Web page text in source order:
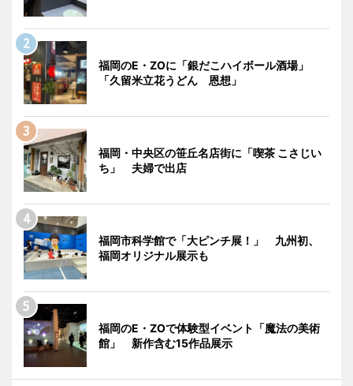
福岡のE・ZOに「銀だこハイボール酒場」
「久留米立花うどん 恩想」
福岡・中央区の笹丘名店街に「喫茶 こさじい
ち」 夫婦で出店
福岡市科学館で「大ピンチ展！」 九州初、
福岡オリジナル展示も
福岡のE・ZOで体験型イベント「魔法の美術
館」 新作含む15作品展示